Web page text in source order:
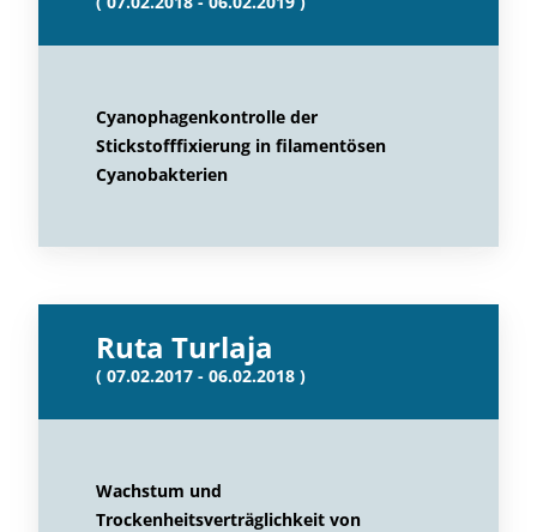
Cyanophagenkontrolle der
Stickstofffixierung in filamentösen
Cyanobakterien
Ruta Turlaja
( 07.02.2017 - 06.02.2018 )
Wachstum und
Trockenheitsverträglichkeit von